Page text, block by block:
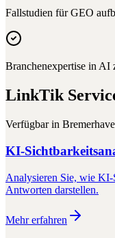
Fallstudien für GEO
Branchenexpertise in AI
LinkTik
Verfügbar in
KI-
Analysieren Sie, wie KI-
Antworten darstellen.
Mehr erfahren